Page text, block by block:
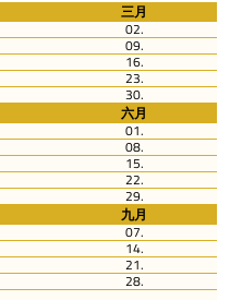
三月
02.
09.
16.
23.
30.
六月
01.
08.
15.
22.
29.
九月
07.
14.
21.
28.